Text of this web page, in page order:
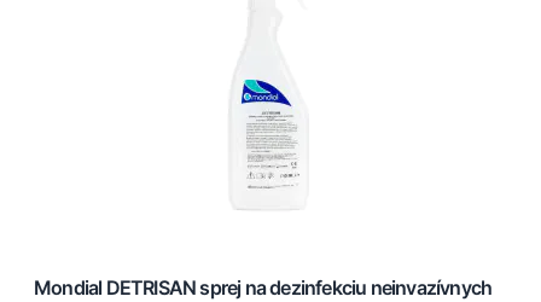
Mondial DETRISAN sprej na dezinfekciu neinvazívnych